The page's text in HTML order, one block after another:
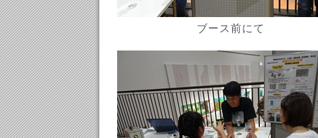
ブース前にて